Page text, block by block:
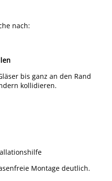
nach:
bis ganz an den Rand
kollidieren.
Montage deutlich.